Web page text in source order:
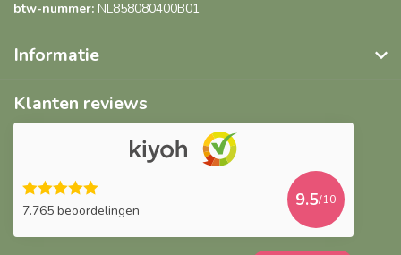
btw-nummer: NL858080400B01
Informatie
Klanten reviews
7.765 beoordelingen
9.5/10